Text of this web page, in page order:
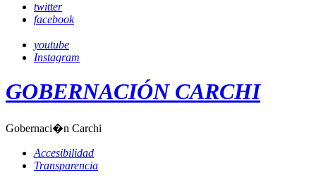
twitter
facebook
youtube
Instagram
GOBERNACIÓN CARCHI
Gobernaci�n Carchi
Accesibilidad
Transparencia